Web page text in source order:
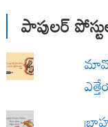
పాపులర్